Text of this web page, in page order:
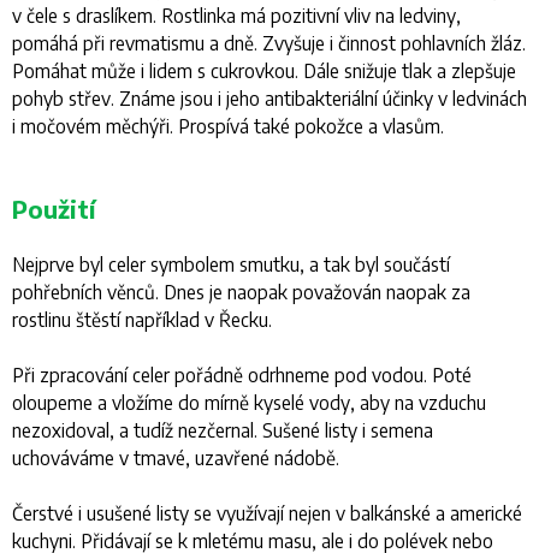
v čele s draslíkem. Rostlinka má pozitivní vliv na ledviny,
pomáhá při revmatismu a dně. Zvyšuje i činnost pohlavních žláz.
Pomáhat může i lidem s cukrovkou. Dále snižuje tlak a zlepšuje
pohyb střev. Známe jsou i jeho antibakteriální účinky v ledvinách
i močovém měchýři. Prospívá také pokožce a vlasům.
Použití
Nejprve byl celer symbolem smutku, a tak byl součástí
pohřebních věnců. Dnes je naopak považován naopak za
rostlinu štěstí například v Řecku.
Při zpracování celer pořádně odrhneme pod vodou. Poté
oloupeme a vložíme do mírně kyselé vody, aby na vzduchu
nezoxidoval, a tudíž nezčernal. Sušené listy i semena
uchováváme v tmavé, uzavřené nádobě.
Čerstvé i usušené listy se využívají nejen v balkánské a americké
kuchyni. Přidávají se k mletému masu, ale i do polévek nebo